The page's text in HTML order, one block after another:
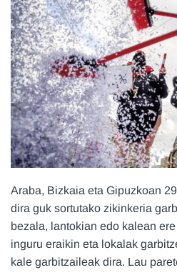
Araba, Bizkaia eta Gipuzkoan
dira guk sortutako zikinkeria
bezala, lantokian edo kalean
inguru eraikin eta lokalak
kale garbitzaileak dira. Lau